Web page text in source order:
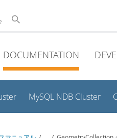
DOCUMENTATION
MySQL NDB Cluster